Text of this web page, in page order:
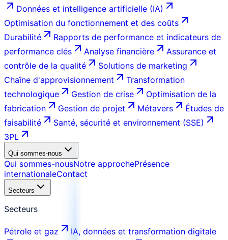
Données et intelligence artificielle (IA)
Optimisation du fonctionnement et des coûts
Durabilité
Rapports de performance et indicateurs de
performance clés
Analyse financière
Assurance et
contrôle de la qualité
Solutions de marketing
Chaîne d'approvisionnement
Transformation
technologique
Gestion de crise
Optimisation de la
fabrication
Gestion de projet Métavers
Études de
faisabilité
Santé, sécurité et environnement (SSE)
3PL
Qui sommes-nous
Qui sommes-nousNotre approchePrésence
internationaleContact
Secteurs
Secteurs
Pétrole et gaz
IA, données et transformation digitale